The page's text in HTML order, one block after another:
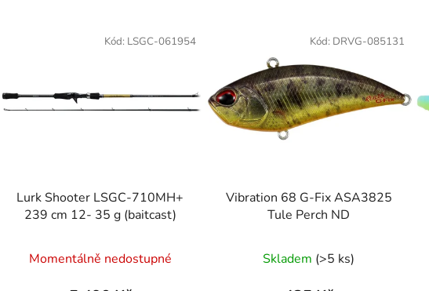
Lurk Shooter LSGC-710MH+
239 cm 12- 35 g (baitcast)
Momentálně nedostupné
Kód: LSGC-061954
Vibration 68 G-Fix ASA3825
Tule Perch ND
Skladem (>5 ks)
Kód: DRVG-085131